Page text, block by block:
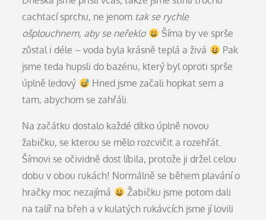
cachtací sprchu, ne jenom tak se rychle
ošplouchnem, aby se neřeklo
Šíma by ve sprše
zůstal i déle – voda byla krásně teplá a živá
Pak
jsme teda hupsli do bazénu, který byl oproti sprše
úplně ledový
Hned jsme začali hopkat sem a
tam, abychom se zahřáli.
Na začátku dostalo každé dítko úplně novou
žabičku, se kterou se mělo rozcvičit a rozehřát.
Šímovi se očividně dost líbila, protože ji držel celou
dobu v obou rukách! Normálně se během plavání o
hračky moc nezajímá
Žabičku jsme potom dali
na talíř na břeh a v kulatých rukávcích jsme jí lovili